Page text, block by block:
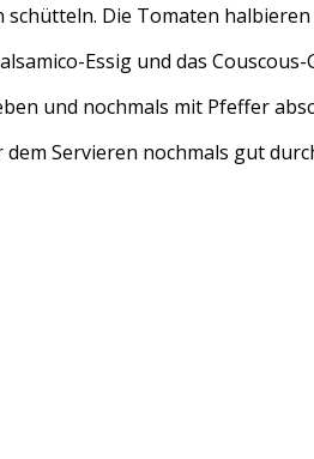
Die Tomaten
Essig und das
und nochmals mit Pfeffer
Servieren nochmals gut